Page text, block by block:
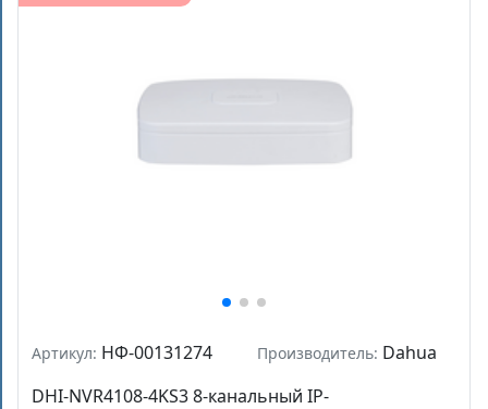
Артикул: НФ-00131274 Производитель: Dahua
DHI-NVR4108-4KS3 8-канальный IP-